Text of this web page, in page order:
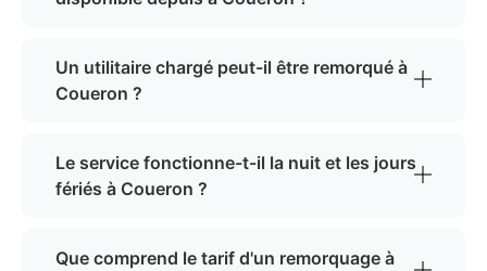
Un utilitaire chargé peut-il être remorqué à
Coueron ?
Le service fonctionne-t-il la nuit et les jours
fériés à Coueron ?
Que comprend le tarif d'un remorquage à